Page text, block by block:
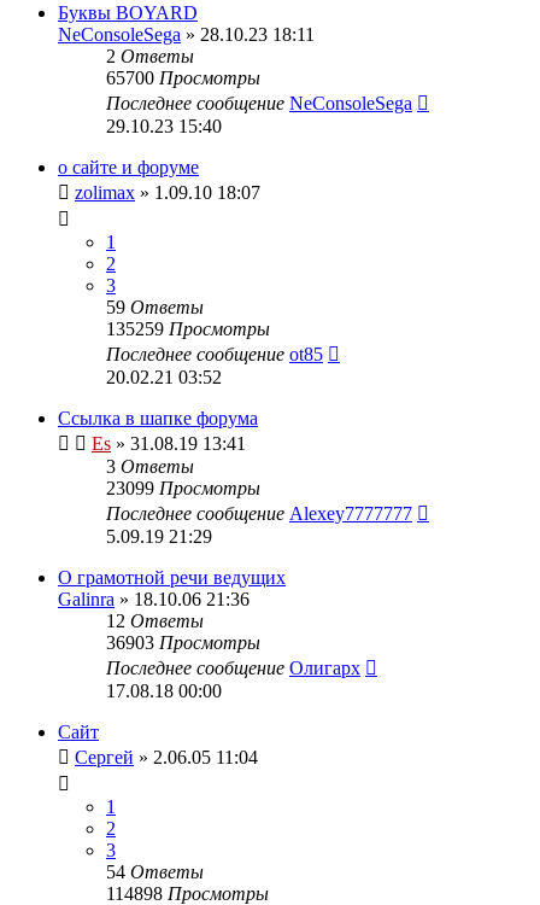
Буквы BOYARD
NeConsoleSega » 28.10.23 18:11
2 Ответы
65700 Просмотры
Последнее сообщение NeConsoleSega
29.10.23 15:40
о сайте и форуме
zolimax » 1.09.10 18:07
1
2
3
59 Ответы
135259 Просмотры
Последнее сообщение ot85
20.02.21 03:52
Ссылка в шапке форума
Es » 31.08.19 13:41
3 Ответы
23099 Просмотры
Последнее сообщение Alexey7777777
5.09.19 21:29
О грамотной речи ведущих
Galinra » 18.10.06 21:36
12 Ответы
36903 Просмотры
Последнее сообщение Олигарх
17.08.18 00:00
Сайт
Сергей » 2.06.05 11:04
1
2
3
54 Ответы
114898 Просмотры